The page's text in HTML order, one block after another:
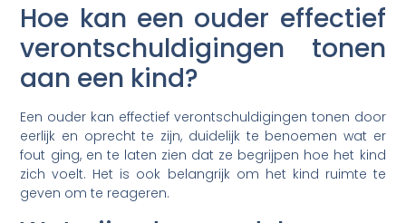
Hoe kan een ouder effectief
verontschuldigingen tonen
aan een kind?
Een ouder kan effectief verontschuldigingen tonen door
eerlijk en oprecht te zijn, duidelijk te benoemen wat er
fout ging, en te laten zien dat ze begrijpen hoe het kind
zich voelt. Het is ook belangrijk om het kind ruimte te
geven om te reageren.